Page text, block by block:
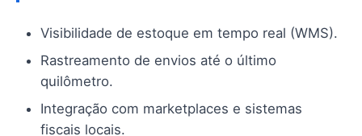
Visibilidade de estoque em tempo real (WMS).
Rastreamento de envios até o último
quilômetro.
Integração com marketplaces e sistemas
fiscais locais.